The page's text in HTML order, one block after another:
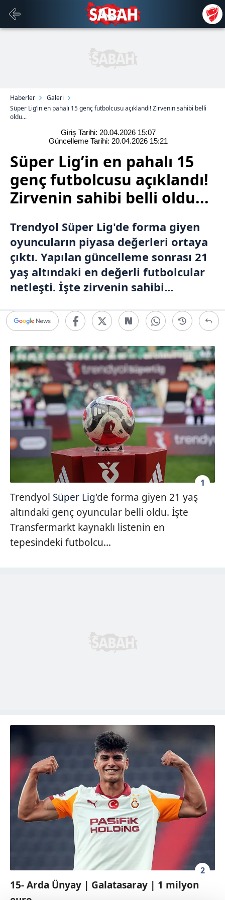
Haberler
Galeri
Süper Lig’in en pahalı 15 genç futbolcusu açıklandı! Zirvenin sahibi belli
oldu...
Giriş Tarihi: 20.04.2026 15:07
Güncelleme Tarihi: 20.04.2026 15:21
Süper Lig’in en pahalı 15
genç futbolcusu açıklandı!
Zirvenin sahibi belli oldu...
Trendyol Süper Lig'de forma giyen
oyuncuların piyasa değerleri ortaya
çıktı. Yapılan güncelleme sonrası 21
yaş altındaki en değerli futbolcular
netleşti. İşte zirvenin sahibi...
1
Trendyol Süper Lig'de forma giyen 21 yaş
altındaki genç oyuncular belli oldu. İşte
Transfermarkt kaynaklı listenin en
tepesindeki futbolcu...
2
15- Arda Ünyay | Galatasaray | 1 milyon